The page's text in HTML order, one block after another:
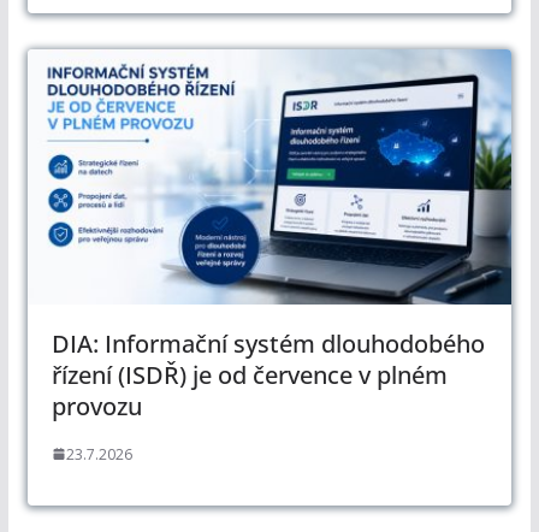
DIA: Informační systém dlouhodobého
řízení (ISDŘ) je od července v plném
provozu
23.7.2026